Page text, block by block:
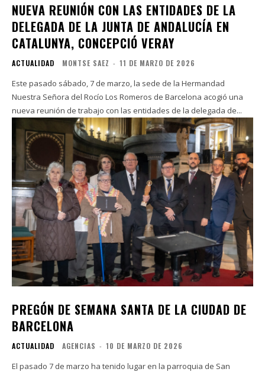
NUEVA REUNIÓN CON LAS ENTIDADES DE LA
DELEGADA DE LA JUNTA DE ANDALUCÍA EN
CATALUNYA, CONCEPCIÓ VERAY
ACTUALIDAD MONTSE SAEZ - 11 DE MARZO DE 2026
Este pasado sábado, 7 de marzo, la sede de la Hermandad
Nuestra Señora del Rocío Los Romeros de Barcelona acogió una
nueva reunión de trabajo con las entidades de la delegada de...
PREGÓN DE SEMANA SANTA DE LA CIUDAD DE
BARCELONA
ACTUALIDAD AGENCIAS - 10 DE MARZO DE 2026
El pasado 7 de marzo ha tenido lugar en la parroquia de San